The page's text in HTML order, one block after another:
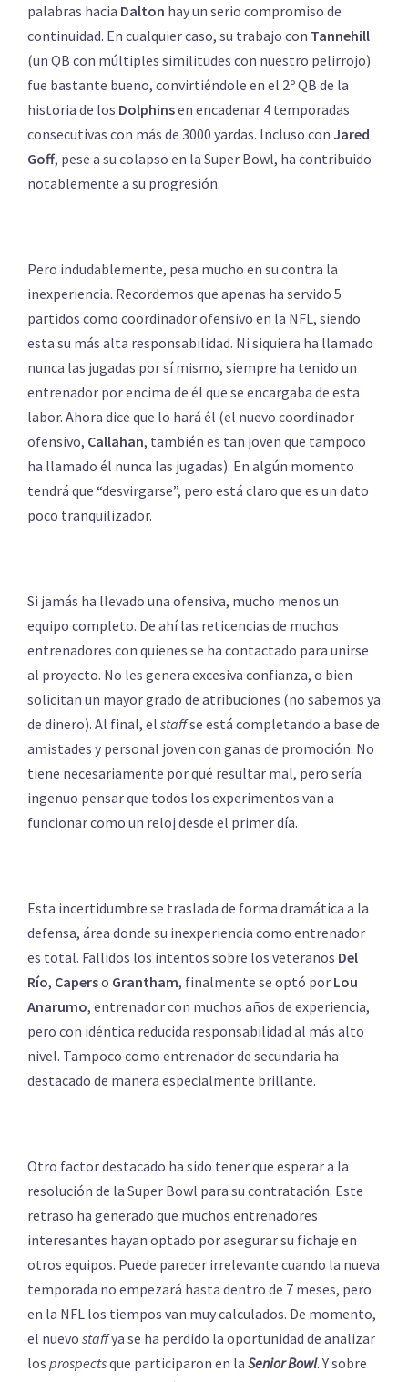
palabras hacia Dalton hay un serio compromiso de
continuidad. En cualquier caso, su trabajo con Tannehill
(un QB con múltiples similitudes con nuestro pelirrojo)
fue bastante bueno, convirtiéndole en el 2º QB de la
historia de los Dolphinsen encadenar 4 temporadas
consecutivas con más de 3000 yardas. Incluso con Jared
Goff, pese a su colapso en la Super Bowl, ha contribuido
notablemente a su progresión.
Pero indudablemente, pesa mucho en su contra la
inexperiencia. Recordemos que apenas ha servido 5
partidos como coordinador ofensivo en la NFL, siendo
esta su más alta responsabilidad. Ni siquiera ha llamado
nunca las jugadas por sí mismo, siempre ha tenido un
entrenador por encima de él que se encargaba de esta
labor. Ahora dice que lo hará él (el nuevo coordinador
ofensivo, Callahan, también es tan joven que tampoco
ha llamado él nunca las jugadas). En algún momento
tendrá que “desvirgarse”, pero está claro que es un dato
poco tranquilizador.
Si jamás ha llevado una ofensiva, mucho menos un
equipo completo. De ahí las reticencias de muchos
entrenadores con quienes se ha contactado para unirse
al proyecto. No les genera excesiva confianza, o bien
solicitan un mayor grado de atribuciones (no sabemos ya
de dinero). Al final, el staffse está completando a base de
amistades y personal joven con ganas de promoción. No
tiene necesariamente por qué resultar mal, pero sería
ingenuo pensar que todos los experimentos van a
funcionar como un reloj desde el primer día.
Esta incertidumbre se traslada de forma dramática a la
defensa, área donde su inexperiencia como entrenador
es total. Fallidos los intentos sobre los veteranos Del
Río, Caperso Grantham, finalmente se optó por Lou
Anarumo, entrenador con muchos años de experiencia,
pero con idéntica reducida responsabilidad al más alto
nivel. Tampoco como entrenador de secundaria ha
destacado de manera especialmente brillante.
Otro factor destacado ha sido tener que esperar a la
resolución de la Super Bowl para su contratación. Este
retraso ha generado que muchos entrenadores
interesantes hayan optado por asegurar su fichaje en
otros equipos. Puede parecer irrelevante cuando la nueva
temporada no empezará hasta dentro de 7 meses, pero
en la NFL los tiempos van muy calculados. De momento,
el nuevo staffya se ha perdido la oportunidad de analizar
los prospectsque participaron en la Senior Bowl. Y sobre